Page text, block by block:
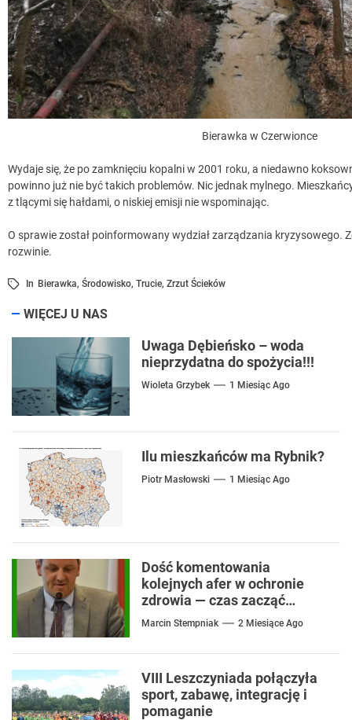
Bierawka w Czerwionce
Wydaje się, że po zamknięciu kopalni w 2001 roku, a niedawno
powinno już nie być takich problemów. Nic jednak mylnego.
z tlącymi się hałdami, o niskiej emisji nie wspominając.
O sprawie został poinformowany wydział zarządzania kryzysowego.
rozwinie.
In Bierawka, Środowisko, Trucie, Zrzut Ścieków
WIĘCEJ U NAS
Uwaga Dębieńsko – woda
nieprzydatna do spożycia!!!
Wioleta Grzybek 1 Miesiąc Ago
Ilu mieszkańców ma Rybnik?
Piotr Masłowski 1 Miesiąc Ago
Dość komentowania
kolejnych afer w ochronie
zdrowia — czas zacząć
mówić o rozwiązaniach
Marcin Stempniak 2 Miesiące Ago
VIII Leszczyniada połączyła
sport, zabawę, integrację i
pomaganie